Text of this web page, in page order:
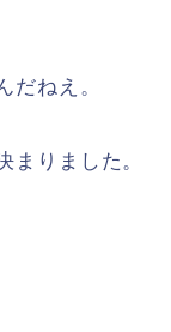
だねえ。
まりました。